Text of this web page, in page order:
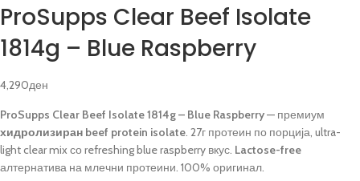
ProSupps Clear Beef Isolate
1814g – Blue Raspberry
4,290ден
ProSupps Clear Beef Isolate 1814g – Blue Raspberry— премиум
хидролизиран beef protein isolate. 27г протеин по порција, ultra-
light clear mix со refreshing blue raspberry вкус. Lactose-free
алтернатива на млечни протеини. 100% оригинал.